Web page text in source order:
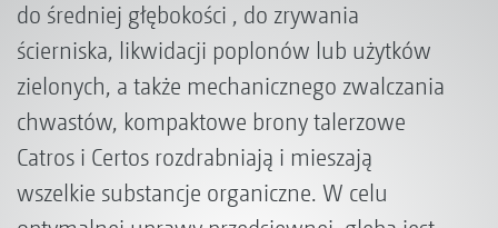
do średniej głębokości , do zrywania
ścierniska, likwidacji poplonów lub użytków
zielonych, a także mechanicznego zwalczania
chwastów, kompaktowe brony talerzowe
Catros i Certos rozdrabniają i mieszają
wszelkie substancje organiczne. W celu